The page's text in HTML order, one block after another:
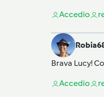
Accedio
Brava Lucy!
Accedio